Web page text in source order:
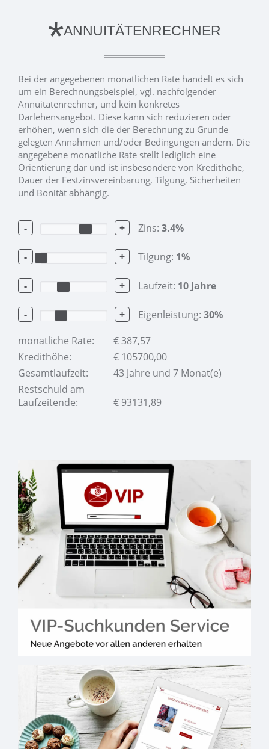
*ANNUITÄTENRECHNER
Bei der angegebenen monatlichen Rate handelt es sich
um ein Berechnungsbeispiel, vgl. nachfolgender
Annuitätenrechner, und kein konkretes
Darlehensangebot. Diese kann sich reduzieren oder
erhöhen, wenn sich die der Berechnung zu Grunde
gelegten Annahmen und/oder Bedingungen ändern. Die
angegebene monatliche Rate stellt lediglich eine
Orientierung dar und ist insbesondere von Kredithöhe,
Dauer der Festzinsvereinbarung, Tilgung, Sicherheiten
und Bonität abhängig.
- + Zins: 3.4%
- + Tilgung: 1%
- + Laufzeit: 10 Jahre
- + Eigenleistung: 30%
monatliche Rate:
€387,57
Kredithöhe:
€ 105700,00
Gesamtlaufzeit:
43 Jahre und 7 Monat(e)
Restschuld am
Laufzeitende:
€ 93131,89